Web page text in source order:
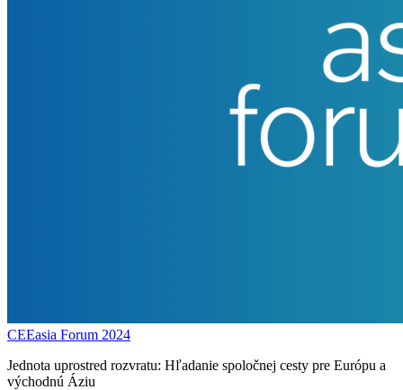
CEEasia Forum 2024
Jednota uprostred rozvratu: Hľadanie spoločnej cesty pre Európu a
východnú Áziu